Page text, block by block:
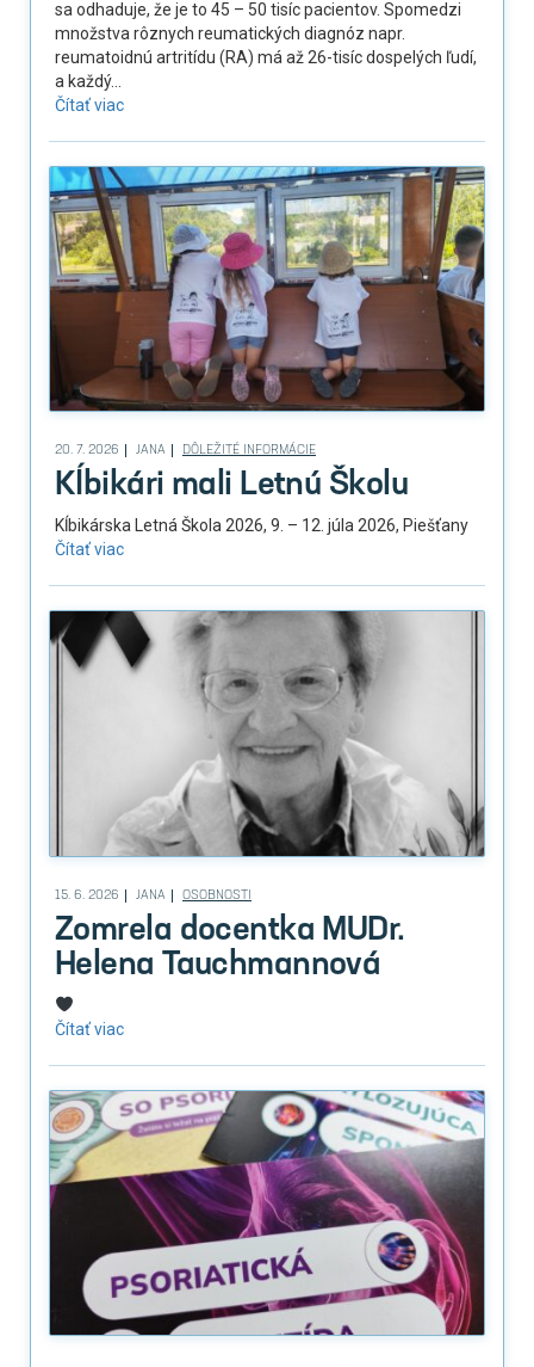
sa odhaduje, že je to 45 – 50 tisíc pacientov. Spomedzi
množstva rôznych reumatických diagnóz napr.
reumatoidnú artritídu (RA) má až 26-tisíc dospelých ľudí,
a každý...
Čítať viac
20. 7. 2026 JANA DÔLEŽITÉ INFORMÁCIE
Kĺbikári mali Letnú Školu
Kĺbikárska Letná Škola 2026, 9. – 12. júla 2026, Piešťany
Čítať viac
15. 6. 2026 JANA OSOBNOSTI
Zomrela docentka MUDr.
Helena Tauchmannová
Čítať viac